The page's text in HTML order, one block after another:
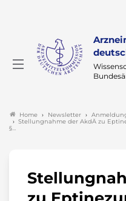
Home Newsletter
Stellungnahme der AkdÄ zu
§…